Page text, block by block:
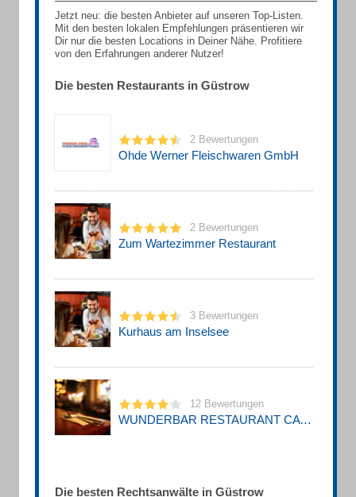
Jetzt neu: die besten Anbieter auf unseren Top-Listen.
Mit den besten lokalen Empfehlungen präsentieren wir
Dir nur die besten Locations in Deiner Nähe. Profitiere
von den Erfahrungen anderer Nutzer!
Die besten Restaurants in Güstrow
2 Bewertungen
Ohde Werner Fleischwaren GmbH
2 Bewertungen
Zum Wartezimmer Restaurant
3 Bewertungen
Kurhaus am Inselsee
12 Bewertungen
WUNDERBAR RESTAURANT CATERING
Die besten Rechtsanwälte in Güstrow